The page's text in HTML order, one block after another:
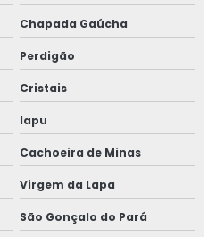
Chapada Gaúcha
Perdigão
Cristais
Iapu
Cachoeira de Minas
Virgem da Lapa
São Gonçalo do Pará